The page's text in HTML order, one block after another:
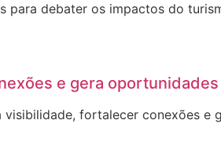
para debater os impactos do
e gera
visibilidade, fortalecer conexões